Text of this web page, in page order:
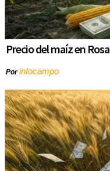
Precio del maíz en
Porinfocampo